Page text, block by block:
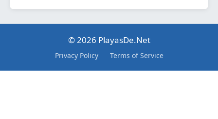
© 2026 PlayasDe.Net
Privacy Policy Terms of Service